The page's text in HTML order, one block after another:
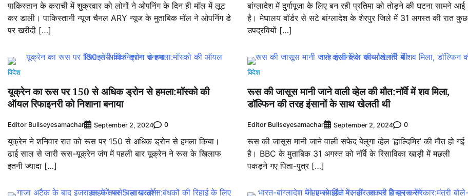
पाकिस्तान के कराची में शुक्रवार को लोगों ने ओपनिंग के दिन ही मॉल में लूट
कर डाली। पाकिस्तानी न्यूज चैनल ARY न्यूज के मुताबिक मॉल ने ओपनिंग डे
पर खरीदी […]
बांग्लादेश में दुर्गापूजा के लिए बन रही प्रतिमा को तोड़ने की घटना सामने आई
है। मेघालय बॉर्डर से सटे बांग्लादेश के शेरपुर जिले में 31 अगस्त की रात कुछ
उपद्रवियों […]
विदेश
यूक्रेन का रूस पर 150 से अधिक ड्रोन से हमला:मॉस्को की
ऑयल रिफाइनरी को निशाना बनाया
Editor Bullseyesamachar September 2, 2024 0
यूक्रेन ने शनिवार रात को रूस पर 150 से अधिक ड्रोन से हमला किया।
ढाई साल से जारी रूस-यूक्रेन जंग में पहली बार यूक्रेन ने रूस के खिलाफ
इतनी ज्यादा […]
विदेश
रूस की जासूस मानी जाने वाली व्हेल की मौत:नॉर्वे में शव मिला,
डॉल्फिन की तरह इंसानों के साथ खेलती थी
Editor Bullseyesamachar September 2, 2024 0
रूस की जासूस मानी जाने वाली सफेद बेलुगा व्हेल ‘ह्वाल्दिमिर’ की मौत हो गई
है। BBC के मुताबिक 31 अगस्त को नॉर्वे के रिसाविका खाड़ी में मछली
पकड़ने गए पिता-पुत्र […]